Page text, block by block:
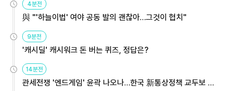
4분전
與 "'하늘이법' 여야 공동 발의 괜찮아…그것이 협치"
9분전
'캐시딜' 캐시워크 돈 버는 퀴즈, 정답은?
14분전
관세전쟁 '엔드게임' 윤곽 나오나…한국 新통상정책 교두보 활